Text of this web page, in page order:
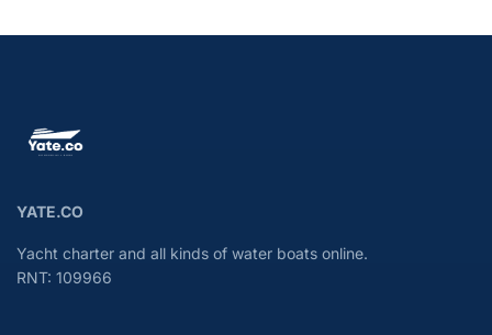
YATE.CO
Yacht charter and all kinds of water boats online.
RNT: 109966